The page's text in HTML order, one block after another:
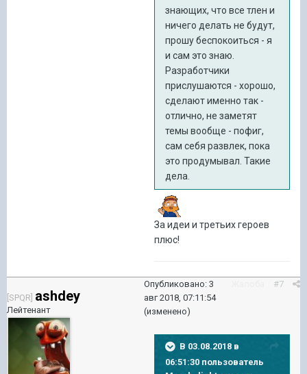
знающих, что все тлен и
ничего делать не будут,
прошу беспокоиться - я
и сам это знаю.
Разработчики
прислушаются - хорошо,
сделают именно так -
отлично, не заметят
темы вообще - пофиг,
сам себя развлек, пока
это продумывал. Такие
дела.
За идеи и третьих героев
плюс!
[SPQR] ashdey
Лейтенант
#7
Опубликовано: 3
авг 2018, 07:11:54
(изменено)
В 03.08.2018 в
06:51:30 пользователь